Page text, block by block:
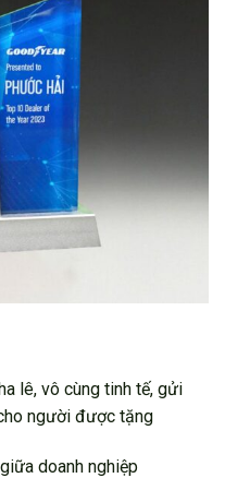
lê, vô cùng tinh tế, gửi
người được tặng
doanh nghiệp